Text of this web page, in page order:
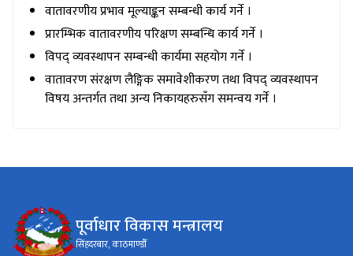
वातावरणीय प्रभाव मूल्याङ्कन सम्बन्धी कार्य गर्ने ।
प्रारम्भिक वातावरणीय परिक्षण सम्बन्धि कार्य गर्ने ।
विपद् व्यवस्थापन सम्बन्धी कार्यमा सहयोग गर्ने ।
वातावरण संरक्षण लैङ्गिक समावेशीकरण तथा विपद् व्यवस्थापन
विषय अन्तर्गत तथा अन्य निकायहरुसँग समन्वय गर्ने ।
पूर्वाधार विकास मन्त्रालय
सिंहदरबार, काठमाण्डौँ